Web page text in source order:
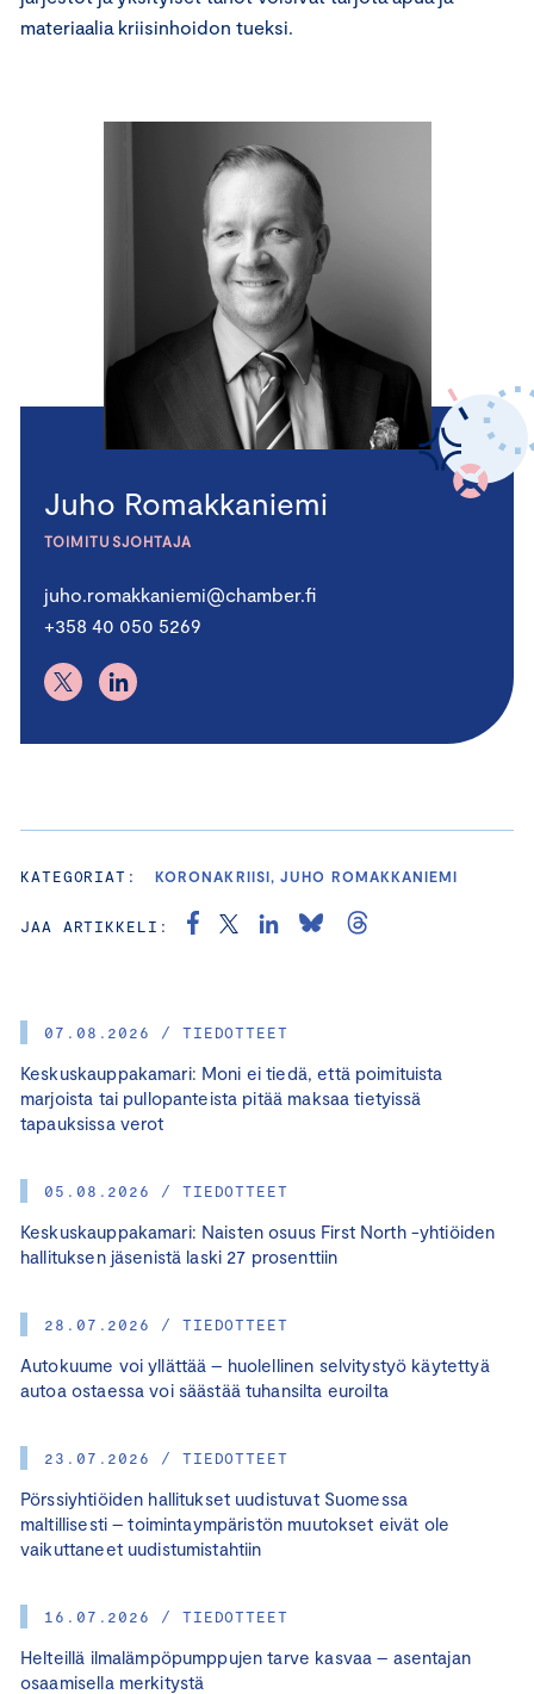
07.08.2026 / TIEDOTTEET
Keskuskauppakamari: Moni ei tiedä, että poimituista
marjoista tai pullopanteista pitää maksaa tietyissä
tapauksissa verot
05.08.2026 / TIEDOTTEET
Keskuskauppakamari: Naisten osuus First North -yhtiöiden
hallituksen jäsenistä laski 27 prosenttiin
28.07.2026 / TIEDOTTEET
Autokuume voi yllättää – huolellinen selvitystyö käytettyä
autoa ostaessa voi säästää tuhansilta euroilta
23.07.2026 / TIEDOTTEET
Pörssiyhtiöiden hallitukset uudistuvat Suomessa
maltillisesti – toimintaympäristön muutokset eivät ole
vaikuttaneet uudistumistahtiin
16.07.2026 / TIEDOTTEET
Helteillä ilmalämpöpumppujen tarve kasvaa – asentajan
osaamisella merkitystä
materiaalia kriisinhoidon tueksi.
Juho Romakkaniemi
TOIMITUSJOHTAJA
juho.romakkaniemi@chamber.fi
+358 40 050 5269
KATEGORIAT: KORONAKRIISI, JUHO ROMAKKANIEMI
JAA ARTIKKELI: